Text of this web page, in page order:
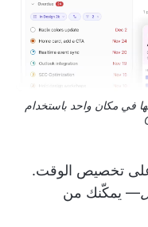
في مكان واحد باستخدام
تخصيص الوقت.
— يمكّنك من